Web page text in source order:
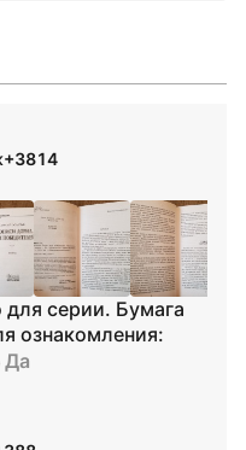
+3814
для серии. Бумага
ознакомления:
Да